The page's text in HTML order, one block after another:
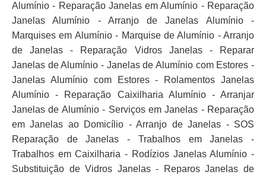
Alumínio - Reparação Janelas em Alumínio - Reparação
Janelas Alumínio - Arranjo de Janelas Alumínio -
Marquises em Alumínio - Marquise de Alumínio - Arranjo
de Janelas - Reparação Vidros Janelas - Reparar
Janelas de Alumínio - Janelas de Alumínio com Estores -
Janelas Alumínio com Estores - Rolamentos Janelas
Alumínio - Reparação Caixilharia Alumínio - Arranjar
Janelas de Alumínio - Serviços em Janelas - Reparação
em Janelas ao Domicílio - Arranjo de Janelas - SOS
Reparação de Janelas - Trabalhos em Janelas -
Trabalhos em Caixilharia - Rodízios Janelas Alumínio -
Substituição de Vidros Janelas - Reparos Janelas de